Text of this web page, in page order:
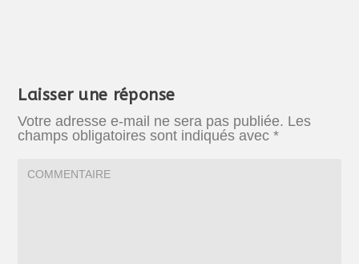
Laisser une réponse
Votre adresse e-mail ne sera pas publiée. Les
champs obligatoires sont indiqués avec*